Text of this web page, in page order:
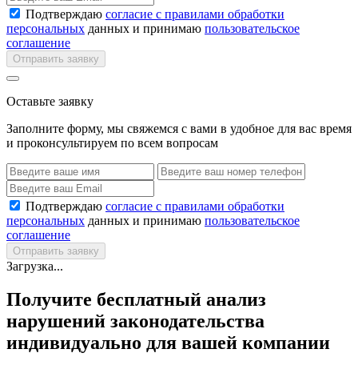
Подтверждаю согласие с правилами обработки
персональных данных и принимаю пользовательское
соглашение
Отправить заявку
Оставьте заявку
Заполните форму, мы свяжемся с вами в удобное для вас время
и проконсультируем по всем вопросам
Подтверждаю согласие с правилами обработки
персональных данных и принимаю пользовательское
соглашение
Отправить заявку
Загрузка...
Получите бесплатный анализ
нарушений законодательства
индивидуально для вашей компании